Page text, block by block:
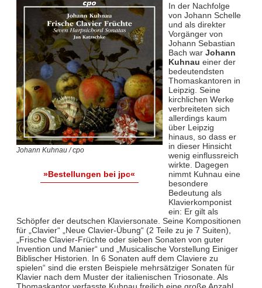
Johann Kuhnau / cpo
»Bestellungen bei jpc«
In der Nachfolge
von Johann Schelle
und als direkter
Vorgänger von
Johann Sebastian
Bach war Johann
Kuhnau einer der
bedeutendsten
Thomaskantoren in
Leipzig. Seine
kirchlichen Werke
verbreiteten sich
allerdings kaum
über Leipzig
hinaus, so dass er
in dieser Hinsicht
wenig einflussreich
wirkte. Dagegen
nimmt Kuhnau eine
besondere
Bedeutung als
Klavierkomponist
ein: Er gilt als
Schöpfer der deutschen Klaviersonate. Seine Kompositionen
für „Clavier“ „Neue Clavier-Übung“ (2 Teile zu je 7 Suiten),
„Frische Clavier-Früchte oder sieben Sonaten von guter
Invention und Manier“ und „Musicalische Vorstellung Einiger
Biblischer Historien. In 6 Sonaten auff dem Claviere zu
spielen“ sind die ersten Beispiele mehrsätziger Sonaten für
Klavier nach dem Muster der italienischen Triosonate. Als